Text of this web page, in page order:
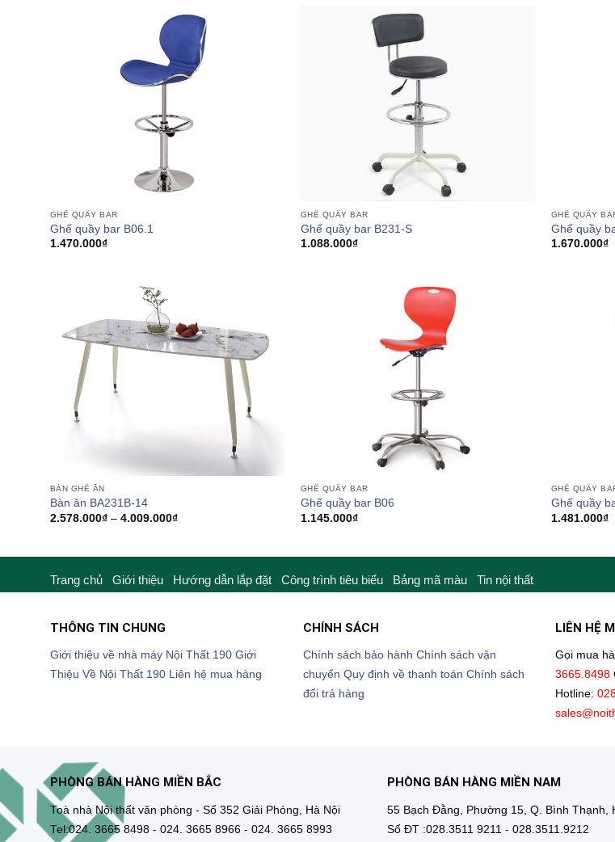
GHẾ QUẦY BAR
Ghế quầy bar B06.1
1.470.000₫
GHẾ QUẦY BAR
Ghế quầy bar B231-S
1.088.000₫
GHẾ QUẦY
Ghế quầy
1.670.000₫
BÀN GHẾ ĂN
Bàn ăn BA231B-14
2.578.000₫ – 4.009.000₫Khoảng
đến
GHẾ QUẦY BAR
Ghế quầy bar B06
1.145.000₫
GHẾ QUẦY
Ghế quầy
1.481.000₫
Trang chủ Giới thiệu Hướng dẫn lắp đặt Công trình tiêu biểu Bảng mã màu Tin nội thất
THÔNG TIN CHUNG
Giới thiệu về nhà máy Nội Thất 190 Giới
Thiệu Về Nội Thất 190 Liên hệ mua hàng
CHÍNH SÁCH
Chính sách bảo hành Chính sách vận
chuyển Quy định về thanh toán Chính sách
đổi trả hàng
LIÊN HỆ
Gọi mua
3665.8498
Hotline:
PHÒNG BÁN HÀNG MIỀN BẮC
Toà nhà Nội thất văn phòng - Số 352 Giải Phóng, Hà Nội
Tel:024. 3665 8498 - 024. 3665 8966 - 024. 3665 8993
PHÒNG BÁN HÀNG MIỀN NAM
55 Bạch Đằng, Phường 15, Q. Bình Thạnh,
Số ĐT :028.3511 9211 - 028.3511.9212